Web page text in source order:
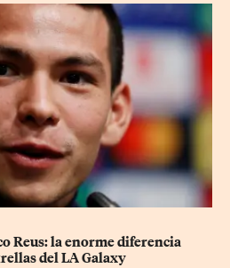
Reus: la enorme diferencia
del LA Galaxy